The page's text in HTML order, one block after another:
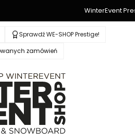
WinterEvent
Sprawdź WE-SHOP Prestige!
zamówień